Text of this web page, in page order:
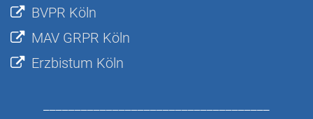
BVPR Köln
MAV GRPR Köln
Erzbistum Köln